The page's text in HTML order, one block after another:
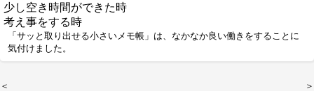
少し空き時間ができた時
考え事をする時
「サッと取り出せる小さいメモ帳」は、なかなか良い働きをすることに
気付けました。
＜ ＞